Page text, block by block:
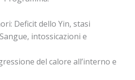
Deficit dello Yin, stasi
intossicazioni e
del calore all’interno e